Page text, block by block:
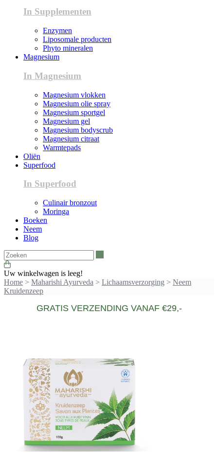
In Supplementen
Enzymen
Liposomale producten
Phyto mineralen
Magnesium
In Magnesium
Magnesium vlokken
Magnesium olie spray
Magnesium sportgel
Magnesium gel
Magnesium bodyscrub
Magnesium citraat
Warmtepads
Oliën
Superfood
In Superfood
Culinair bronzout
Moringa
Boeken
Neem
Blog
Uw winkelwagen is leeg!
Home > Maharishi Ayurveda > Lichaamsverzorging > Neem
Kruidenzeep
GRATIS VERZENDING VANAF €29,-